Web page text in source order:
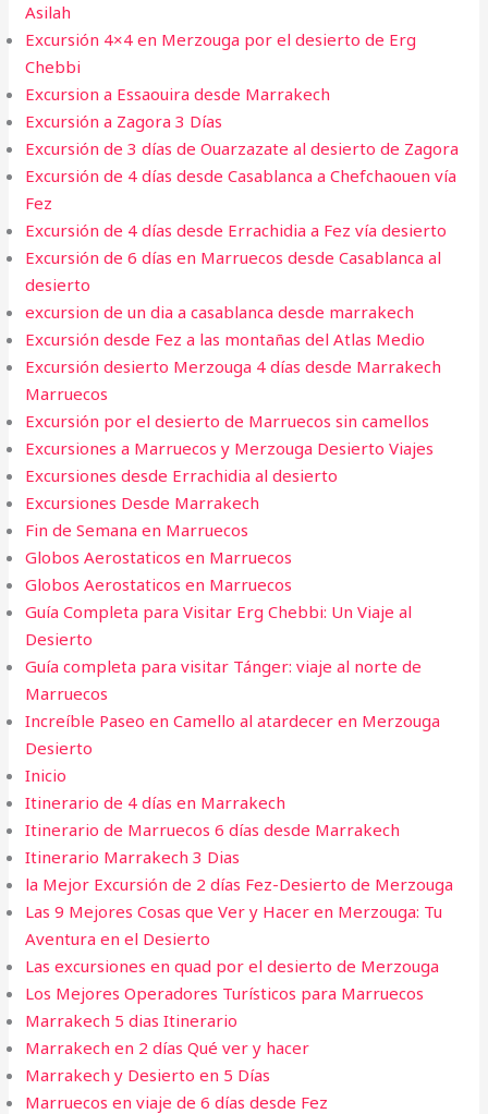
Asilah
Excursión 4×4 en Merzouga por el desierto de Erg
Chebbi
Excursion a Essaouira desde Marrakech​
Excursión a Zagora 3 Días
Excursión de 3 días de Ouarzazate al desierto de Zagora
Excursión de 4 días desde Casablanca a Chefchaouen vía
Fez
Excursión de 4 días desde Errachidia a Fez vía desierto
Excursión de 6 días en Marruecos desde Casablanca al
desierto
excursion de un dia a casablanca desde marrakech
Excursión desde Fez a las montañas del Atlas Medio
Excursión desierto Merzouga 4 días desde Marrakech
Marruecos
Excursión por el desierto de Marruecos sin camellos
Excursiones a Marruecos y Merzouga Desierto Viajes
Excursiones desde Errachidia al desierto
Excursiones Desde Marrakech
Fin de Semana en Marruecos​
Globos Aerostaticos en Marruecos
Globos Aerostaticos en Marruecos
Guía Completa para Visitar Erg Chebbi: Un Viaje al
Desierto
Guía completa para visitar Tánger: viaje al norte de
Marruecos
Increíble Paseo en Camello al atardecer en Merzouga
Desierto
Inicio
Itinerario de 4 días en Marrakech
Itinerario de Marruecos 6 días desde Marrakech
Itinerario Marrakech 3 Dias
la Mejor Excursión de 2 días Fez-Desierto de Merzouga
Las 9 Mejores Cosas que Ver y Hacer en Merzouga: Tu
Aventura en el Desierto
Las excursiones en quad por el desierto de Merzouga
Los Mejores Operadores Turísticos para Marruecos
Marrakech 5 dias​ Itinerario
Marrakech en 2 días Qué ver y hacer
Marrakech y Desierto en 5 Días
Marruecos en viaje de 6 días desde Fez